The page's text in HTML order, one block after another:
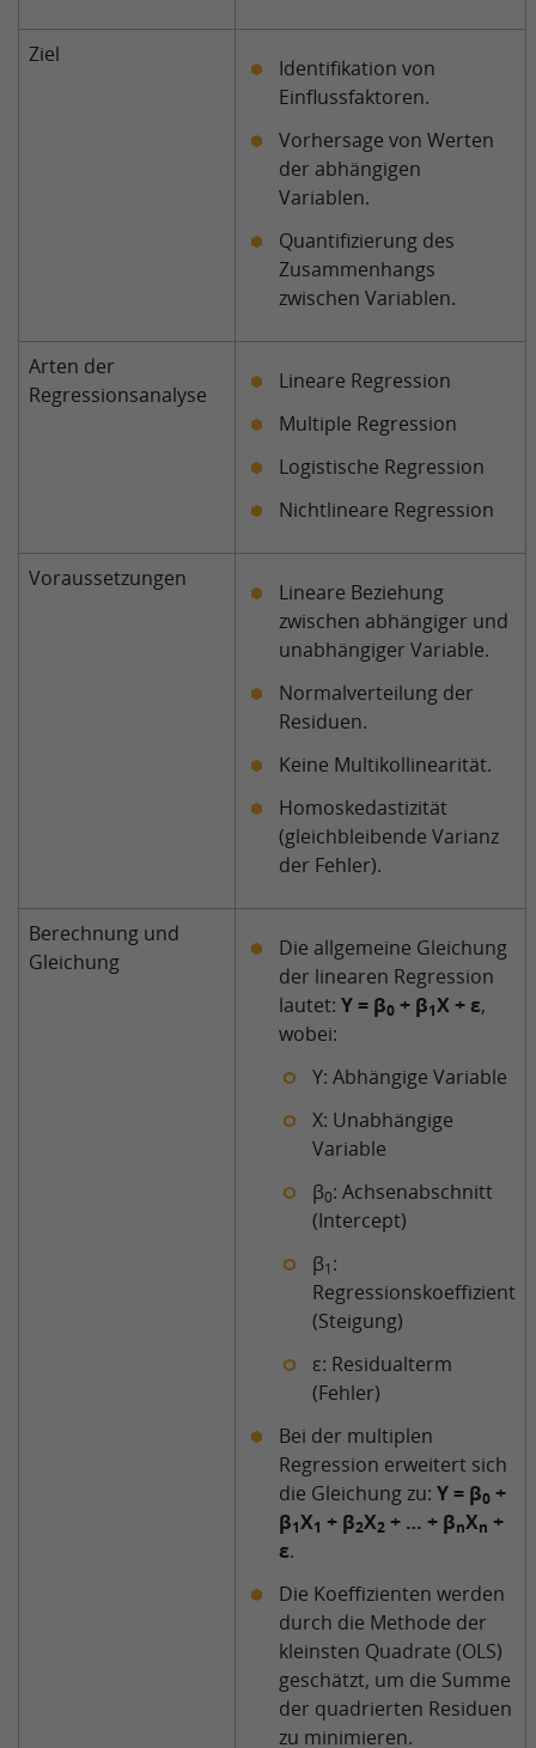
Ziel
Identifikation von
Einflussfaktoren.
Vorhersage von Werten
der abhängigen
Variablen.
Quantifizierung des
Zusammenhangs
zwischen Variablen.
Arten der
Regressionsanalyse
Lineare Regression
Multiple Regression
Logistische Regression
Nichtlineare Regression
Voraussetzungen
Lineare Beziehung
zwischen abhängiger und
unabhängiger Variable.
Normalverteilung der
Residuen.
Keine Multikollinearität.
Homoskedastizität
(gleichbleibende Varianz
der Fehler).
Berechnung und
Gleichung
Die allgemeine Gleichung
der linearen Regression
lautet: Y = β0 + β1X + ε,
wobei:
Y: Abhängige Variable
X: Unabhängige
Variable
β0: Achsenabschnitt
(Intercept)
β1 :
Regressionskoeffizient
(Steigung)
ε: Residualterm
(Fehler)
Bei der multiplen
Regression erweitert sich
die Gleichung zu: Y = β0 +
β1X1 + β2X2 + … + βnXn +
ε.
Die Koeffizienten werden
durch die Methode der
kleinsten Quadrate (OLS)
geschätzt, um die Summe
der quadrierten Residuen
zu minimieren.